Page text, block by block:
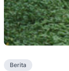
Berita